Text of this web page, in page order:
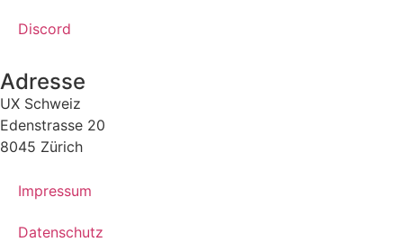
Discord
Adresse
UX Schweiz
Edenstrasse 20
8045 Zürich
Impressum
Datenschutz